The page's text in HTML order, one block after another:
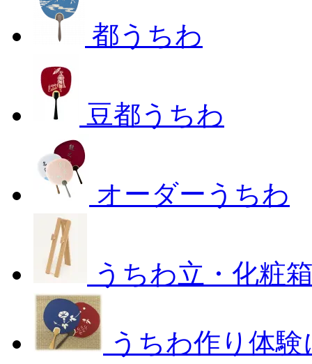
都うちわ
豆都うちわ
オーダーうちわ
うちわ立・化粧
うちわ作り体